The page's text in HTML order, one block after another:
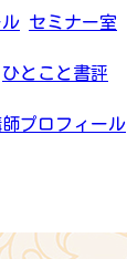
セミナー室
ひとこと書評
プロフィール